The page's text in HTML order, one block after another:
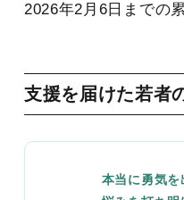
2026年2月6日までの累
支援を届けた若者
本当に勇気を